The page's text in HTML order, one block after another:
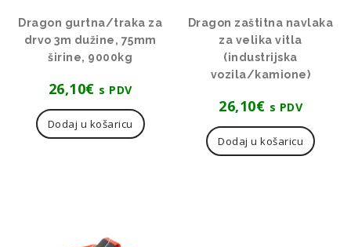
Dragon gurtna/traka za
drvo 3m dužine, 75mm
širine, 9000kg
26,10€ s PDV
Dodaj u košaricu
Dragon zaštitna navlaka
za velika vitla
(industrijska
vozila/kamione)
26,10€ s PDV
Dodaj u košaricu